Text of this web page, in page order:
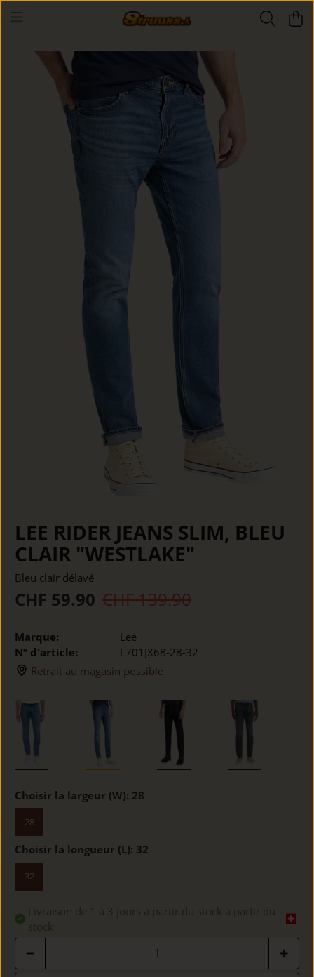
LEE RIDER JEANS SLIM, BLEU
CLAIR "WESTLAKE"
Bleu clair délavé
CHF 59.90 CHF 139.90
Marque:
Lee
Nº d'article:
L701JX68-28-32
Retrait au magasin possible
Choisir la largeur (W): 28
28
Choisir la longueur (L): 32
32
Livraison de 1 à 3 jours à partir du stock à partir du
stock